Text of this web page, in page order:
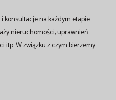
konsultacje na każdym etapie
nieruchomości, uprawnień
W związku z czym bierzemy